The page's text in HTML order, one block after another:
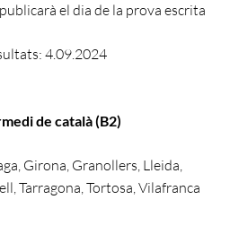
el dia de la prova escrita
4.09.2024
de català (B2)
Girona, Granollers, Lleida,
Tarragona, Tortosa, Vilafranca